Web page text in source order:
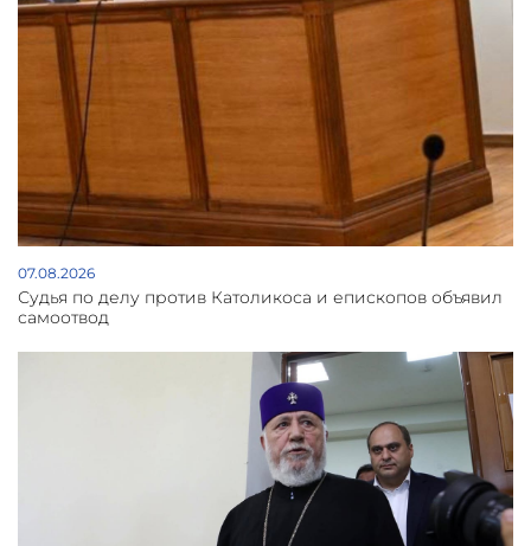
07.08.2026
Судья по делу против Католикоса и епископов объявил
самоотвод